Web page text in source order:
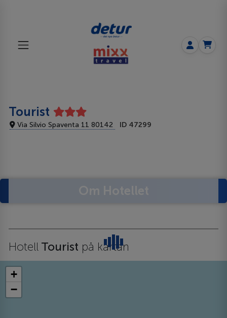
Tourist
Via Silvio Spaventa 11 80142 ID 47299
Hotell Tourist på kartan
+
−